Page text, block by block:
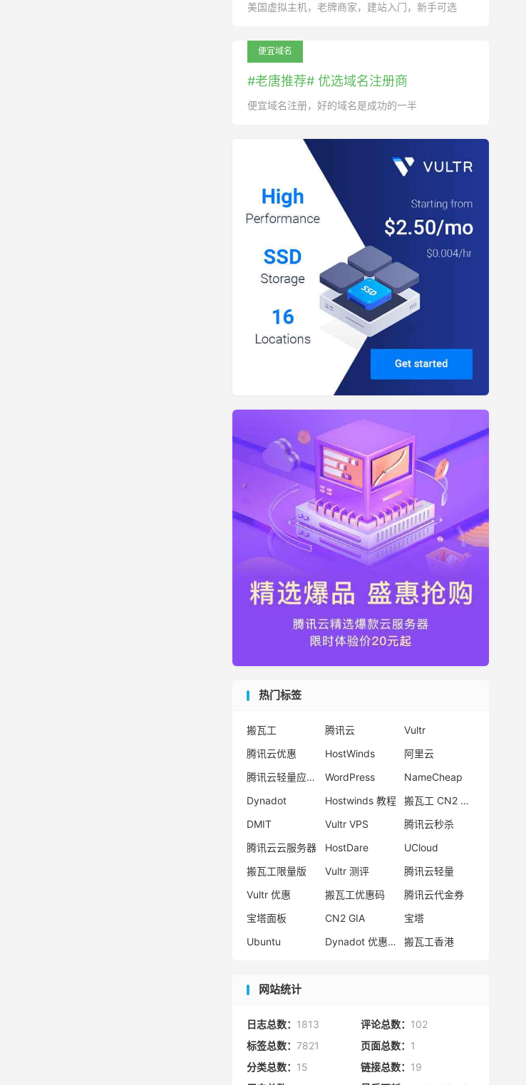
美国虚拟主机，老牌商家，建站入门，新手可选
便宜域名
#老唐推荐# 优选域名注册商
便宜域名注册，好的域名是成功的一半
热门标签
搬瓦工 腾讯云
Vultr
腾讯云优惠
HostWinds
阿里云
腾讯云轻量应用服务器
WordPress
NameCheap
Dynadot
Hostwinds 教程
搬瓦工 CN2 GIA
DMIT
Vultr VPS
腾讯云秒杀
腾讯云云服务器
HostDare
UCloud
搬瓦工限量版
Vultr 测评
腾讯云轻量
Vultr 优惠
搬瓦工优惠码
腾讯云代金券
宝塔面板
CN2 GIA
宝塔
Ubuntu
Dynadot 优惠码 搬瓦工香港
网站统计
日志总数： 1813 评论总数： 102
标签总数： 7821 页面总数： 1
分类总数： 15 链接总数： 19